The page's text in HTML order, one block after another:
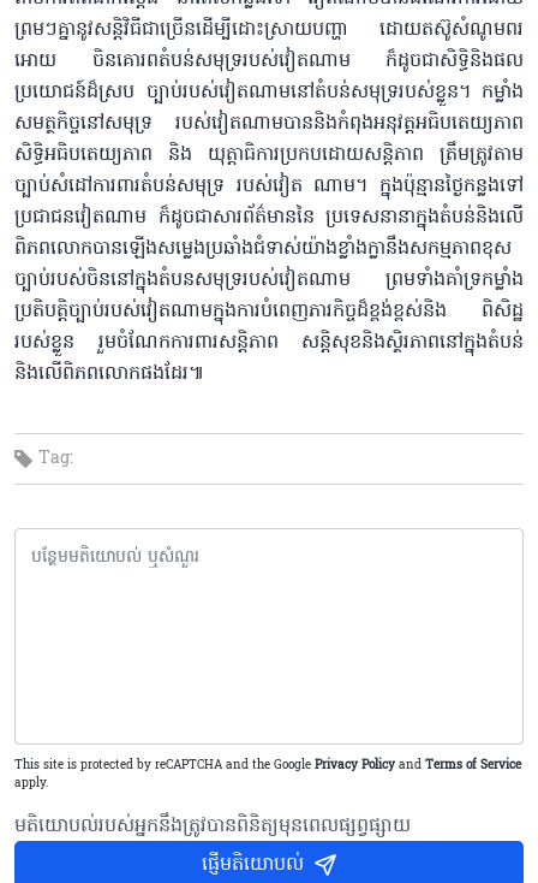
ព្រមៗគ្នានូវសន្តិវិធីជាច្រើនដើម្បីដោះស្រាយបញ្ហា ដោយតស៊ូសំណូមពរ
អោយ ចិនគោរពតំបន់សមុទ្ររបស់វៀតណាម ក៏ដូចជាសិទ្ធិនិងផល
ប្រយោជន៍ដ៏ស្រប ច្បាប់របស់វៀតណាមនៅតំបន់សមុទ្ររបស់ខ្លួន។ កម្លាំង
សមត្ថកិច្ចនៅសមុទ្រ របស់វៀតណាមបាននិងកំពុងអនុវត្តអធិបតេយ្យភាព
សិទ្ធិអធិបតេយ្យភាព និង យុត្តាធិការប្រកបដោយសន្តិភាព ត្រឹមត្រូវតាម
ច្បាប់សំដៅការពារតំបន់សមុទ្រ របស់វៀត ណាម។ ក្នុងប៉ុន្មានថ្ងៃកន្លងទៅ
ប្រជាជនវៀតណាម ក៏ដូចជាសារព័ត៌មាននៃ ប្រទេសនានាក្នុងតំបន់និងលើ
ពិភពលោកបានឡើងសម្លេងប្រឆាំងជំទាស់យ៉ាងខ្លាំងក្លានឹងសកម្មភាពខុស
ច្បាប់របស់ចិននៅក្នុងតំបនសមុទ្ររបស់វៀតណាម ព្រមទាំងគាំទ្រកម្លាំង
ប្រតិបត្តិច្បាប់របស់វៀតណាមក្នុងការបំពេញភារកិច្ចដ៏ខ្ពង់ខ្ពស់និង ពិសិដ្ឋ
របស់ខ្លួន រួមចំណែកការពារសន្តិភាព សន្តិសុខនិងស្ថិរភាពនៅក្នុងតំបន់
និងលើពិភពលោកផងដែរ៕
Tag:
This site is protected by reCAPTCHA and the Google Privacy Policy and Terms of Service
apply.
មតិយោបល់របស់អ្នកនឹងត្រូវបានពិនិត្យមុនពេលផ្សព្វផ្សាយ
ផ្ញើមតិយោបល់